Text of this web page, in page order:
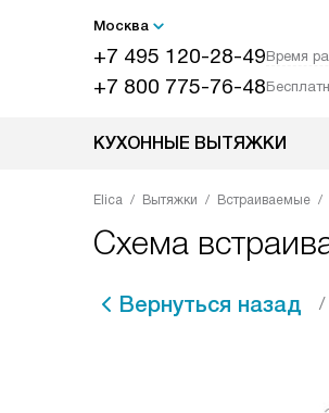
Москва
+7 495 120-28-49Время
+7 800 775-76-48
КУХОННЫЕ ВЫТЯЖКИ
Elica Вытяжки Встраиваемые
Схема
Вернуться назад